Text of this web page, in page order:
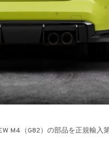
M4（G82）の部品を正規輸入